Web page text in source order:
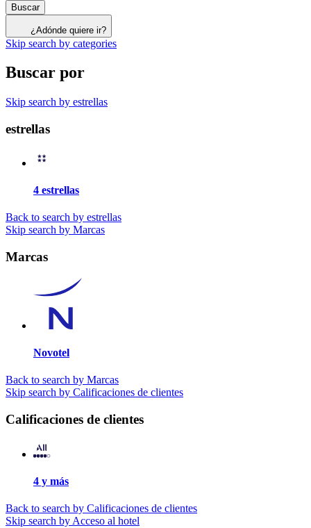
Buscar
¿Adónde quiere ir?
Skip search by categories
Buscar por
Skip search by estrellas
estrellas
4 estrellas
Back to search by estrellas
Skip search by Marcas
Marcas
Novotel
Back to search by Marcas
Skip search by Calificaciones de clientes
Calificaciones de clientes
4 y más
Back to search by Calificaciones de clientes
Skip search by Acceso al hotel